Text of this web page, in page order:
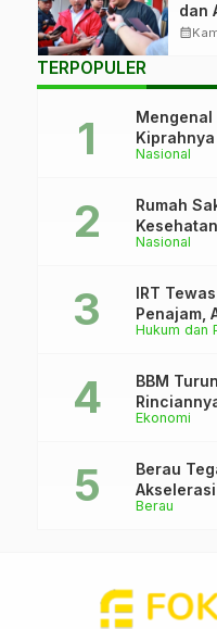
dan
calendar_month
TERPOPULER
Nasional
Mengenal
Nasional
Rumah
Hukum dan
IRT
Penajam,
Ekonomi
BBM
Berau
Berau